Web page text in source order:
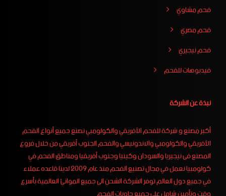
فحم مشاوي
فحم مصري
فحم نيجيري
فيدبوهات للفحم
نبذة عن الشركة
أكبر مصنع و شركة للفحم الأفريقي والكولومبي نصنع جميع أنواع الفحم
الأفريقي والكولومبي والاندونيسي والفحم الجنوب أفريقي من خلال فروع
المصنع فى نيجيريا والسودان وكينيا وجنوب أفريقيا ومناطق الفحم في
كولومبيا نعمل في مجال تصنيع الفحم منذ عام 2009 لدينا قاعده عملاء
في جميع دول العالم توفر الشركة الشحن الى جميع الموانئ العالمية بأسرع